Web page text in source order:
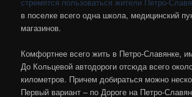
в поселке всего одна школа, медицинский
магазинов.
Комфортнее всего жить в Петро-Славянке,
До Кольцевой автодороги отсюда всего
километров. Причем добираться можно
Первый вариант – по Дороге на Петро-